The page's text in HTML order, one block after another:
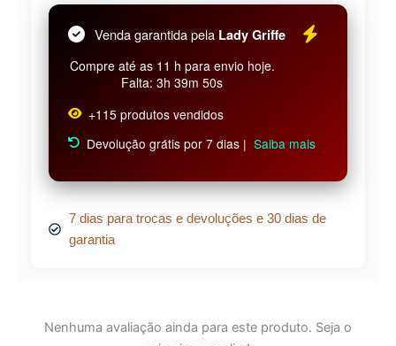
Venda garantida pela Lady Griffe
Compre até as 11 h para envio hoje.
Falta: 3h 39m 50s
+115 produtos vendidos
Devolução grátis por 7 dias | Saiba mais
7 dias para trocas e devoluções e 30 dias de
garantia
Nenhuma avaliação ainda para este produto. Seja o